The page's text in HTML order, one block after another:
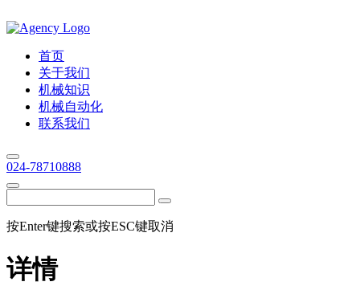
首页
关于我们
机械知识
机械自动化
联系我们
024-78710888
按Enter键搜索或按ESC键取消
详情